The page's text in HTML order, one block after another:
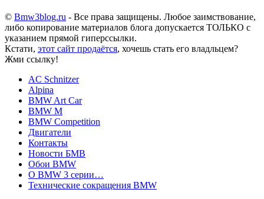
© Bmw3blog.ru - Все права защищены. Любое заимствование,
либо копирование материалов блога допускается ТОЛЬКО с
указанием прямой гиперссылки.
Кстати, этот сайт продаётся, хочешь стать его владльцем?
Жми ссылку!
AC Schnitzer
Alpina
BMW Art Car
BMW M
BMW Competition
Двигатели
Контакты
Новости БМВ
Обои BMW
О BMW 3 серии…
Технические сокращения BMW